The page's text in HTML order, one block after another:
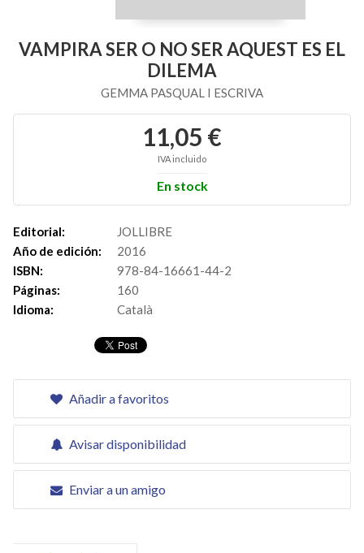
VAMPIRA SER O NO SER AQUEST ES EL
DILEMA
GEMMA PASQUAL I ESCRIVA
11,05 €
IVA incluido
En stock
Editorial:
JOLLIBRE
Año de edición:
2016
ISBN:
978-84-16661-44-2
Páginas:
160
Idioma:
Català
Añadir a favoritos
Avisar disponibilidad
Enviar a un amigo